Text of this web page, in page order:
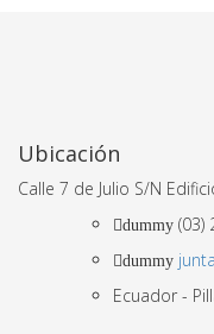
Ubicación
Calle 7 de Julio S/N
dummy (03)
dummy
Ecuador -